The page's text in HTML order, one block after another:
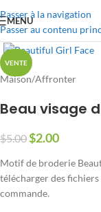
Passer à la navigation
Passer au contenu
MENU
VENTE
Maison/Affronter
Beau visage
$5.00$2.00
Motif de broderie
télécharger des
commande.